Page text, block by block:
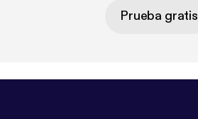
Prueba gratis